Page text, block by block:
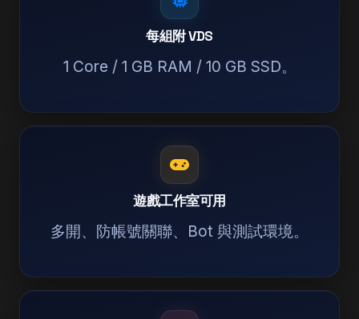
每組附 VDS
1 Core / 1 GB RAM / 10 GB SSD。
遊戲工作室可用
多開、防帳號關聯、Bot 與測試環境。